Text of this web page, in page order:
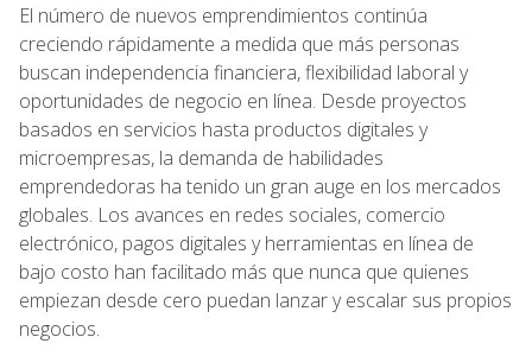
El número de nuevos emprendimientos continúa
creciendo rápidamente a medida que más personas
buscan independencia financiera, flexibilidad laboral y
oportunidades de negocio en línea. Desde proyectos
basados en servicios hasta productos digitales y
microempresas, la demanda de habilidades
emprendedoras ha tenido un gran auge en los mercados
globales. Los avances en redes sociales, comercio
electrónico, pagos digitales y herramientas en línea de
bajo costo han facilitado más que nunca que quienes
empiezan desde cero puedan lanzar y escalar sus propios
negocios.